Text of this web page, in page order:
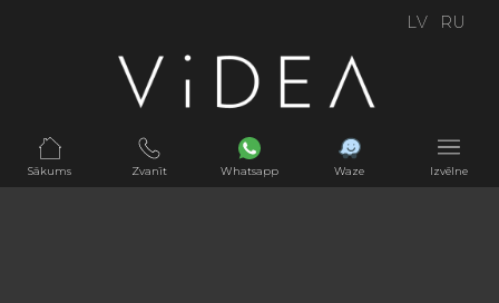
LV RU
Sākums Zvanīt Whatsapp Waze Izvēlne